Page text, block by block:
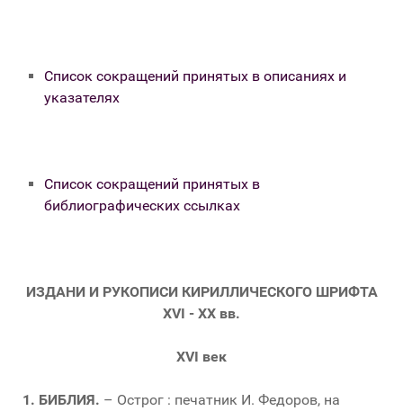
Список сокращений принятых в описаниях и
указателях
Список сокращений принятых в
библиографических ссылках
ИЗДАНИ И РУКОПИСИ КИРИЛЛИЧЕСКОГО ШРИФТА
XVI - XX вв.
XVI век
1. БИБЛИЯ. – Острог : печатник И. Федоров, на